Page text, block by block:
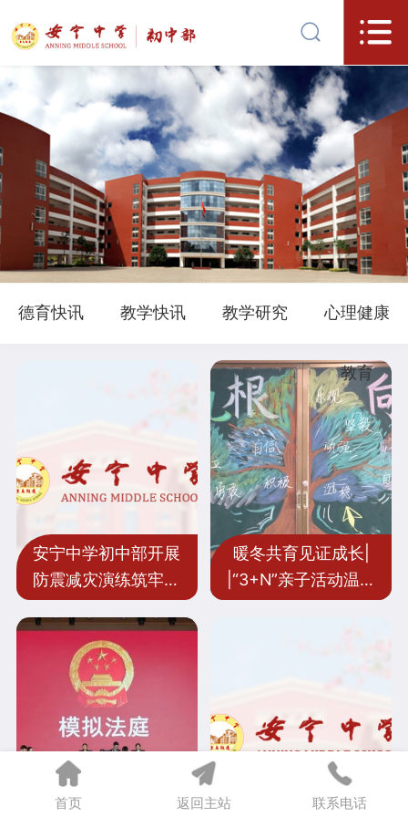
德育快讯 教学快讯 教学研究 心理健康
教育
安宁中学初中部开展
防震减灾演练筑牢校
园安全防线
暖冬共育见证成长|
|“3+N”亲子活动温情
回顾
安宁中学初中部：宪 骏马踏春，共启新
首页 返回主站 联系电话